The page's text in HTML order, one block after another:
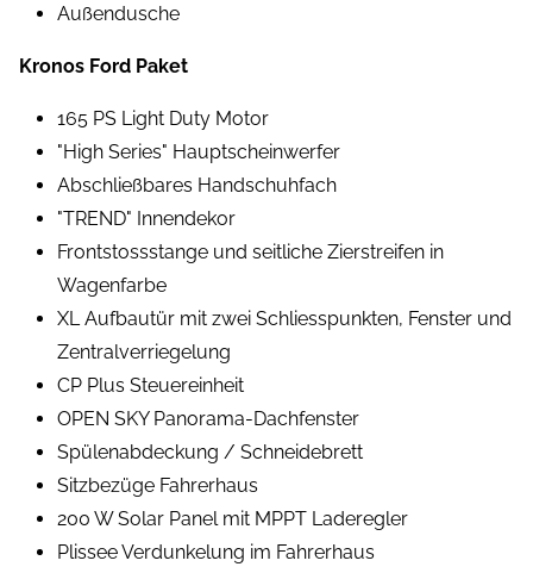
Außendusche
Kronos Ford Paket
165 PS Light Duty Motor
"High Series" Hauptscheinwerfer
Abschließbares Handschuhfach
"TREND" Innendekor
Frontstossstange und seitliche Zierstreifen in
Wagenfarbe
XL Aufbautür mit zwei Schliesspunkten, Fenster und
Zentralverriegelung
CP Plus Steuereinheit
OPEN SKY Panorama-Dachfenster
Spülenabdeckung / Schneidebrett
Sitzbezüge Fahrerhaus
200 W Solar Panel mit MPPT Laderegler
Plissee Verdunkelung im Fahrerhaus